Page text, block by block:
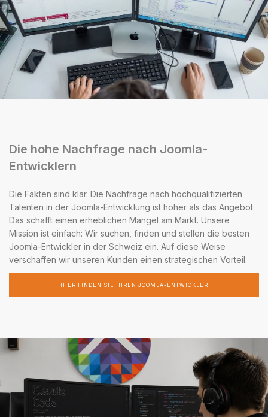
Die hohe Nachfrage nach Joomla-
Entwicklern
Die Fakten sind klar. Die Nachfrage nach hochqualifizierten
Talenten in der Joomla-Entwicklung ist höher als das Angebot.
Das schafft einen erheblichen Mangel am Markt. Unsere
Mission ist einfach: Wir suchen, finden und stellen die besten
Joomla-Entwickler in der Schweiz ein. Auf diese Weise
verschaffen wir unseren Kunden einen strategischen Vorteil.
HIER FINDEN SIE IHREN JOOMLA-ENTWICKLER